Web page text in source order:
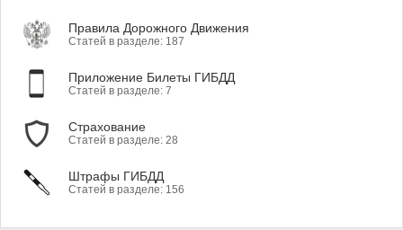
Правила Дорожного Движения
Статей в разделе: 187
Приложение Билеты ГИБДД
Статей в разделе: 7
Страхование
Статей в разделе: 28
Штрафы ГИБДД
Статей в разделе: 156